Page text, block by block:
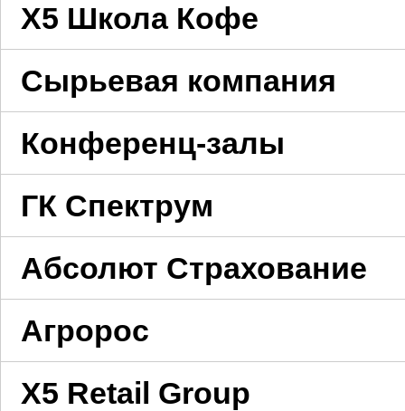
X5 Школа Кофе
Сырьевая компания
Конференц-залы
ГК Спектрум
Абсолют Страхование
Агророс
X5 Retail Group